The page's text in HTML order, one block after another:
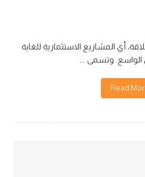
أي المشاريع الاستثمارية للغاية
الواسع. وتسمى ...
Read